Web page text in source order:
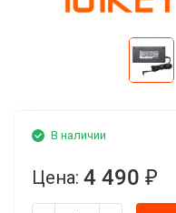
В наличии
Цена: 4 490 ₽